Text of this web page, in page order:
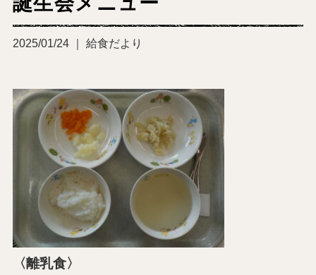
2025/01/24 ｜ 給食だより
〈離乳食〉